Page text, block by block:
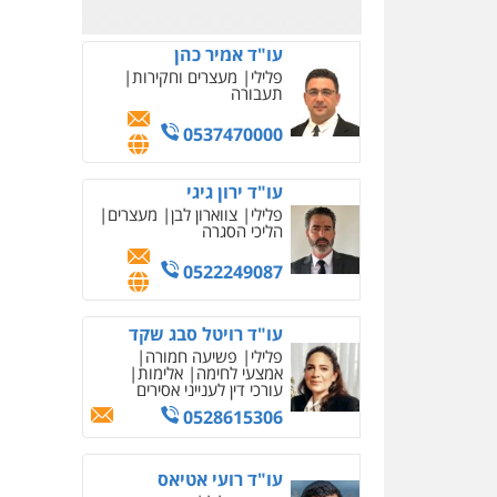
עו"ד אמיר כהן
פלילי מעצרים וחקירות
תעבורה
0537470000
עו"ד ירון גיגי
פלילי צווארון לבן מעצרים
הליכי הסגרה
0522249087
עו"ד רויטל סבג שקד
פלילי פשיעה חמורה
אמצעי לחימה אלימות
עורכי דין לענייני אסירים
0528615306
עו"ד רועי אטיאס